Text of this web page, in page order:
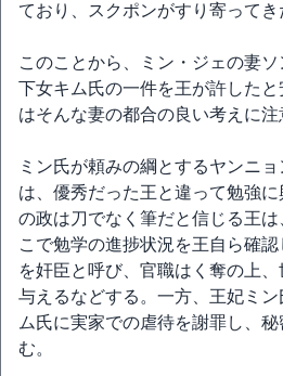
ており、スクポンがすり寄ってき
このことから、ミン・ジェの妻
下女キム氏の一件を王が許した
はそんな妻の都合の良い考えに
ミン氏が頼みの綱とするヤンニ
は、優秀だった王と違って勉強
の政は刀でなく筆だと信じる王
こで勉学の進捗状況を王自ら確
を奸臣と呼び、官職はく奪の上
与えるなどする。一方、王妃ミ
ム氏に実家での虐待を謝罪し、
む。